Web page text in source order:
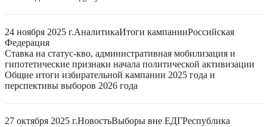
24 ноября 2025 г.АналитикаИтоги кампанииРоссийская
Федерация
Ставка на статус-кво, административная мобилизация и
гипотетические признаки начала политической активизации
Общие итоги избирательной кампании 2025 года и
перспективы выборов 2026 года
27 октября 2025 г.НовостьВыборы вне ЕДГРеспублика